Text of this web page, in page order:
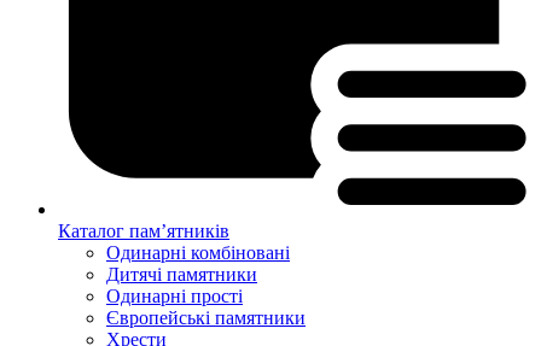
Каталог пам’ятників
Одинарні комбіновані
Дитячі памятники
Одинарні прості
Європейські памятники
Хрести